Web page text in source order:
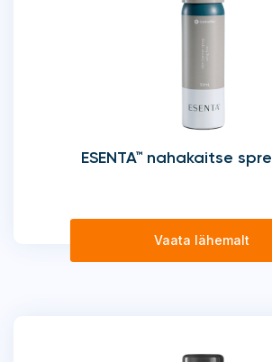
ESENTA™ nahakaitse
Vaata lähemalt